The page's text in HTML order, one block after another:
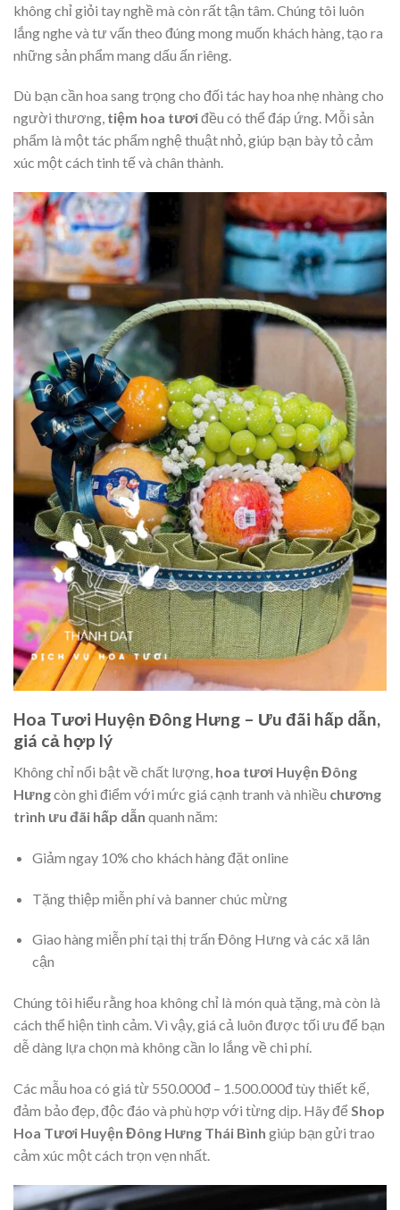
không chỉ giỏi tay nghề mà còn rất tận tâm. Chúng tôi luôn
lắng nghe và tư vấn theo đúng mong muốn khách hàng, tạo ra
những sản phẩm mang dấu ấn riêng.
Dù bạn cần hoa sang trọng cho đối tác hay hoa nhẹ nhàng cho
người thương, tiệm hoa tươiđều có thể đáp ứng. Mỗi sản
phẩm là một tác phẩm nghệ thuật nhỏ, giúp bạn bày tỏ cảm
xúc một cách tinh tế và chân thành.
Hoa Tươi Huyện Đông Hưng – Ưu đãi hấp dẫn,
giá cả hợp lý
Không chỉ nổi bật về chất lượng, hoa tươi Huyện Đông
Hưngcòn ghi điểm với mức giá cạnh tranh và nhiều chương
trình ưu đãi hấp dẫn quanh năm:
Giảm ngay 10% cho khách hàng đặt online
Tặng thiệp miễn phí và banner chúc mừng
Giao hàng miễn phí tại thị trấn Đông Hưng và các xã lân
cận
Chúng tôi hiểu rằng hoa không chỉ là món quà tặng, mà còn là
cách thể hiện tình cảm. Vì vậy, giá cả luôn được tối ưu để bạn
dễ dàng lựa chọn mà không cần lo lắng về chi phí.
Các mẫu hoa có giá từ 550.000đ – 1.500.000đ tùy thiết kế,
đảm bảo đẹp, độc đáo và phù hợp với từng dịp. Hãy để Shop
Hoa Tươi Huyện Đông Hưng Thái Bình giúp bạn gửi trao
cảm xúc một cách trọn vẹn nhất.